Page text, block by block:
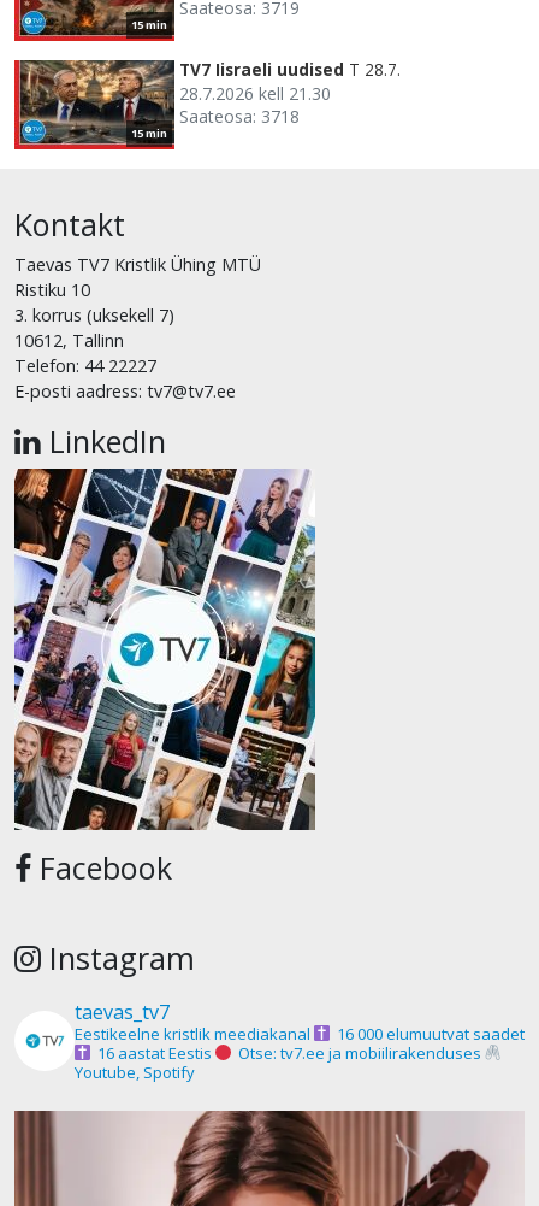
15 min
Saateosa: 3719
15 min
TV7 Iisraeli uudised T 28.7.
28.7.2026 kell 21.30
Saateosa: 3718
Kontakt
Taevas TV7 Kristlik Ühing MTÜ
Ristiku 10
3. korrus (uksekell 7)
10612, Tallinn
Telefon: 44 22227
E-posti aadress: tv7@tv7.ee
LinkedIn
Facebook
Instagram
taevas_tv7
Eestikeelne kristlik meediakanal
16 000 elumuutvat saadet
16 aastat Eestis
Otse: tv7.ee ja mobiilirakenduses
Youtube, Spotify